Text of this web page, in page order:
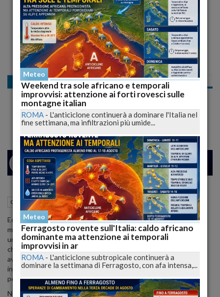
Cronaca dal mondo
Premier Albanese Ironizza sui Social: 'Ieri
Migravamo da Voi, Ora Qui Turisti Italiani
MILANO 26 29
Cronaca dal mondo Roma (RM) 09 Agosto 2023 16:23
Edi Rama, il primo ministro albanese, ha scelto il canale dei social
media per lanciare una sarcastica osservazione, condividendo
un'immagine doppia. Nella prima fotografia, emerge la nave Vlora
che trasportava circa 20.000 migranti albanesi diretti in Italia,
avvenuto 30 anni fa. La seconda immagine ritrae i traghetti diretti
in Albania completamente esauriti, con turisti italiani in partenza
per trascorrere le loro vacanze nel paese balcanico.
Nel post, Rama scrive: "E aspetta aspetta, non hai ancora visto
Meteo
Weekend tra sole africano e temporali
improvvisi: attenzione ai forti rovesci sulle
montagne italian
ROMA - L'anticiclone continuerà a dominare l'Italia nel
fine settimana, ma infiltrazioni più umide...
Meteo
Ferragosto rovente sull'Italia: caldo africano
dominante ma attenzione ai temporali
improvvisi in ar
ROMA - L'anticiclone subtropicale continuerà a
dominare la settimana di Ferragosto, con afa intensa,...